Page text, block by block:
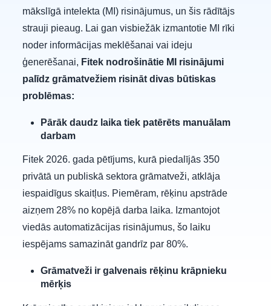
mākslīgā intelekta (MI) risinājumus, un šis rādītājs
strauji pieaug. Lai gan visbiežāk izmantotie MI rīki
noder informācijas meklēšanai vai ideju
ģenerēšanai, Fitek nodrošinātie MI risinājumi
palīdz grāmatvežiem risināt divas būtiskas
problēmas:
Pārāk daudz laika tiek patērēts manuālam
darbam
Fitek 2026. gada pētījums, kurā piedalījās 350
privātā un publiskā sektora grāmatveži, atklāja
iespaidīgus skaitļus. Piemēram, rēķinu apstrāde
aizņem 28% no kopējā darba laika. Izmantojot
viedās automatizācijas risinājumus, šo laiku
iespējams samazināt gandrīz par 80%.
Grāmatveži ir galvenais rēķinu krāpnieku
mērķis